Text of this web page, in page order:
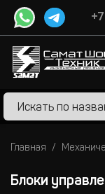
Главная
Блоки